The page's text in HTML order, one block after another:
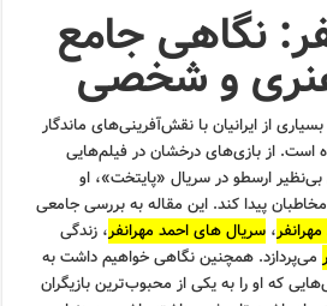
نگاهی جامع
و شخصی
از ایرانیان با نقش‌آفرینی‌های ماندگار
است. از بازی‌های درخشان در فیلم‌هایی
ارسطو در سریال «پایتخت»، او
پیدا کند. این مقاله به بررسی جامعی
،سریال های احمد مهرانفر، زندگی
می‌پردازد. همچنین نگاهی خواهیم داشت به
که او را به یکی از محبوب‌ترین بازیگران